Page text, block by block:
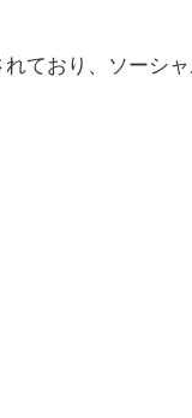
ており、ソーシ